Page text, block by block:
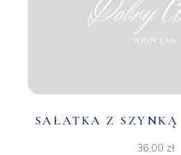
SAŁATKA Z SZYNKĄ
36,00 zł